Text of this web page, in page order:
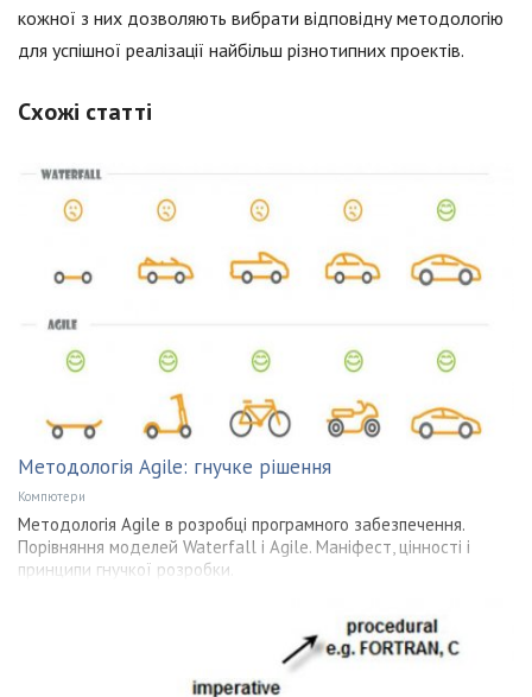
кожної з них дозволяють вибрати відповідну методологію
для успішної реалізації найбільш різнотипних проектів.
Схожі статті
Методологія Agile: гнучке рішення
Компютери
Методологія Agile в розробці програмного забезпечення.
Порівняння моделей Waterfall і Agile. Маніфест, цінності і
принципи гнучкої розробки.